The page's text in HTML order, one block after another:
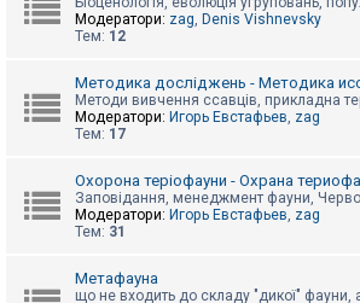
б
е
д
п
о
е
Модератори: zag, Denis Vishnevsky
Тем: 12
Методика досліджень - Методика
Методи вивчення ссавців, прикладна
Модератори: Игорь Евстафьев, zag
Тем: 17
Охорона теріофауни - Охрана
Заповідання, менеджмент фауни,
Модератори: Игорь Евстафьев, zag
Тем: 31
Метафауна
що не входить до складу "дикої" фауни,